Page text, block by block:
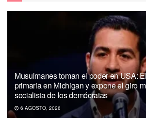
Musulmanes toman el poder en USA:
primaria en Michigan y expone el giro
socialista de los demócratas
6 AGOSTO, 2026